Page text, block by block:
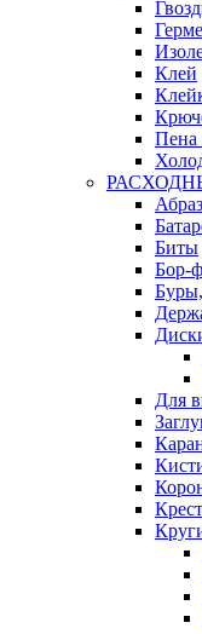
Клей
Пена
Биты
Бор-
Для